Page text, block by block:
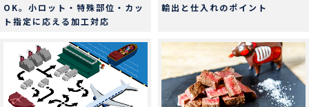
OK。小ロット・特殊部位・カッ
ト指定に応える加工対応
輸出と仕入れのポイント